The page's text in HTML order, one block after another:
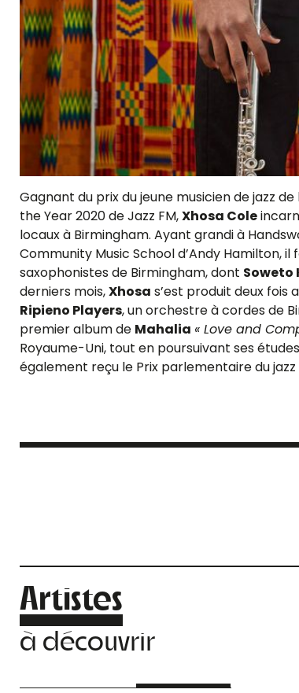
Gagnant du prix du jeune musicien de jazz
the Year 2020 de Jazz FM,Xhosa Cole
locaux à Birmingham. Ayant grandi à
Community Music School d’Andy Hamilton,
saxophonistes de Birmingham, dont Soweto
derniers mois,Xhosa s’est produit deux fois
Ripieno Players, un orchestre à cordes de
premier album de Mahalia « Love and
Royaume-Uni, tout en poursuivant ses
également reçu le Prix parlementaire du jazz
Artistes
à découvrir